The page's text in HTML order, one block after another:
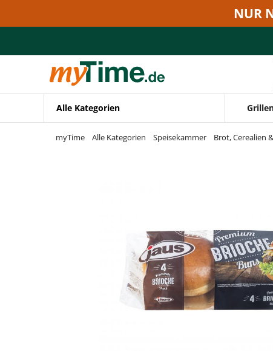
Zur Navigation springen
NUR
Alle Kategorien
myTime Alle Kategorien Speisekammer Brot, Cerealien